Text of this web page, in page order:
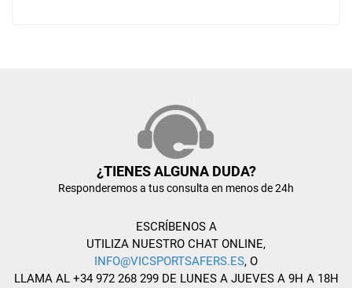
¿TIENES ALGUNA DUDA?
Responderemos a tus consulta en menos de 24h
ESCRÍBENOS A
UTILIZA NUESTRO CHAT ONLINE,
INFO@VICSPORTSAFERS.ES, O
LLAMA AL +34 972 268 299 DE LUNES A JUEVES A 9H A 18H